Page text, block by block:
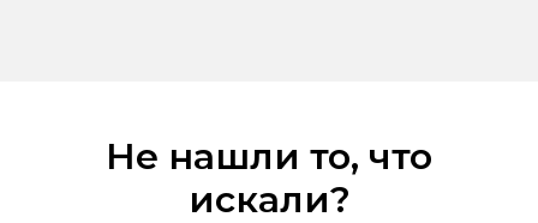
Не нашли то, что
искали?